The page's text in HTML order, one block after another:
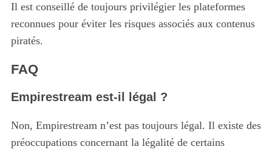
Il est conseillé de toujours privilégier les plateformes
reconnues pour éviter les risques associés aux contenus
piratés.
FAQ
Empirestream est-il légal ?
Non, Empirestream n’est pas toujours légal. Il existe des
préoccupations concernant la légalité de certains